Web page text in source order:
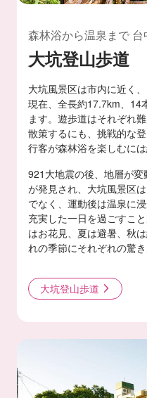
森林浴から温泉まで
大坑登山歩道
大坑風景区は市内に近く
現在、全長約17.7km、14
ます。遊歩道はそれぞれ
散策するにも、挑戦的な
行客が森林浴を楽しむには
921大地震の後、地層が
が発見され、大坑風景区
でなく、運動後は温泉に
充実した一日を過ごすこ
はお花見、夏は避暑、秋
れの季節にそれぞれの驚き
大坑登山歩道